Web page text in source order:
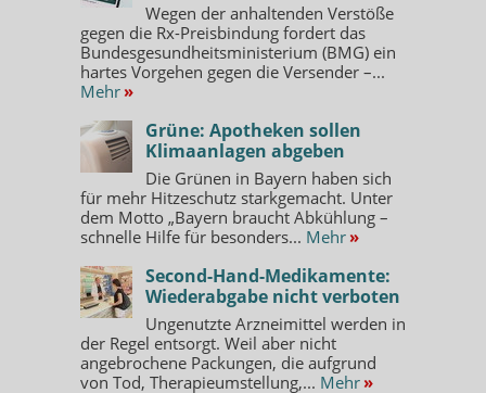
Wegen der anhaltenden Verstöße
gegen die Rx-Preisbindung fordert das
Bundesgesundheitsministerium (BMG) ein
hartes Vorgehen gegen die Versender –...
Mehr »
Grüne: Apotheken sollen
Klimaanlagen abgeben
Die Grünen in Bayern haben sich
für mehr Hitzeschutz starkgemacht. Unter
dem Motto „Bayern braucht Abkühlung –
schnelle Hilfe für besonders... Mehr »
Second-Hand-Medikamente:
Wiederabgabe nicht verboten
Ungenutzte Arzneimittel werden in
der Regel entsorgt. Weil aber nicht
angebrochene Packungen, die aufgrund
von Tod, Therapieumstellung,... Mehr »